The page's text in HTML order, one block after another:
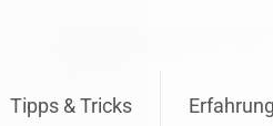
Tipps & Tricks